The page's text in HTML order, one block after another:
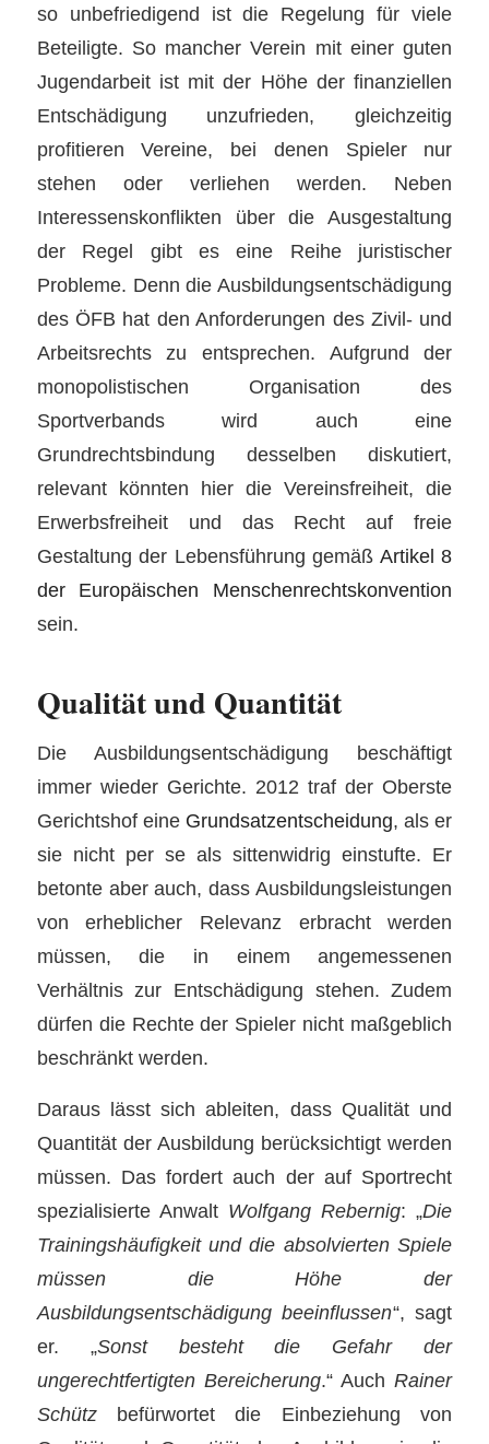
so unbefriedigend ist die Regelung für viele
Beteiligte. So mancher Verein mit einer guten
Jugendarbeit ist mit der Höhe der finanziellen
Entschädigung unzufrieden, gleichzeitig
profitieren Vereine, bei denen Spieler nur
stehen oder verliehen werden. Neben
Interessenskonflikten über die Ausgestaltung
der Regel gibt es eine Reihe juristischer
Probleme. Denn die Ausbildungsentschädigung
des ÖFB hat den Anforderungen des Zivil- und
Arbeitsrechts zu entsprechen. Aufgrund der
monopolistischen Organisation des
Sportverbands wird auch eine
Grundrechtsbindung desselben diskutiert,
relevant könnten hier die Vereinsfreiheit, die
Erwerbsfreiheit und das Recht auf freie
Gestaltung der Lebensführung gemäß Artikel 8
der Europäischen Menschenrechtskonvention
sein.
Qualität und Quantität
Die Ausbildungsentschädigung beschäftigt
immer wieder Gerichte. 2012 traf der Oberste
Gerichtshof eine Grundsatzentscheidung, als er
sie nicht per se als sittenwidrig einstufte. Er
betonte aber auch, dass Ausbildungsleistungen
von erheblicher Relevanz erbracht werden
müssen, die in einem angemessenen
Verhältnis zur Entschädigung stehen. Zudem
dürfen die Rechte der Spieler nicht maßgeblich
beschränkt werden.
Daraus lässt sich ableiten, dass Qualität und
Quantität der Ausbildung berücksichtigt werden
müssen. Das fordert auch der auf Sportrecht
spezialisierte Anwalt Wolfgang Rebernig: „Die
Trainingshäufigkeit und die absolvierten Spiele
müssen die Höhe der
Ausbildungsentschädigung beeinflussen“, sagt
er. „Sonst besteht die Gefahr der
ungerechtfertigten Bereicherung.“ AuchRainer
Schützbefürwortet die Einbeziehung von